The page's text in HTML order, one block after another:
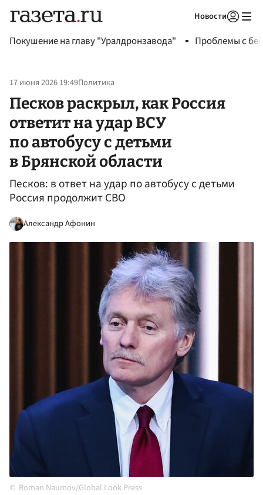
Новости
Покушение на главу "Уралдронзавода" Проблемы с
17 июня 2026 19:49Политика
Песков раскрыл, как Россия
ответит на удар ВСУ
по автобусу с детьми
в Брянской области
Песков: в ответ на удар по автобусу с детьми
Россия продолжит СВО
Александр Афонин
Roman Naumov/Global Look Press